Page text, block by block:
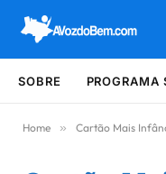
SOBRE PROGRAMA
Home » Cartão Mais